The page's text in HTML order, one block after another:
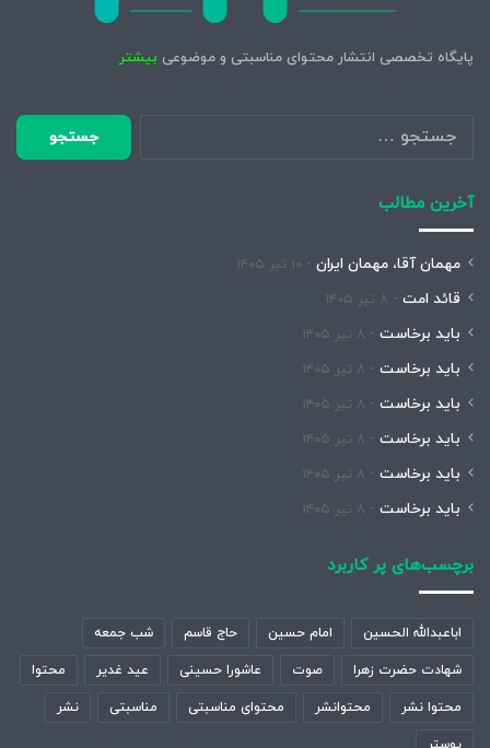
پایگاه تخصصی انتشار محتوای مناسبتی و موضوعی بیشتر
جستجو
برای:
آخرین مطالب
مهمان آقا، مهمان ایران ۱۰ تیر ۱۴۰۵
قائد امت ۸ تیر ۱۴۰۵
باید برخاست ۸ تیر ۱۴۰۵
باید برخاست ۸ تیر ۱۴۰۵
باید برخاست ۸ تیر ۱۴۰۵
باید برخاست ۸ تیر ۱۴۰۵
باید برخاست ۸ تیر ۱۴۰۵
باید برخاست ۸ تیر ۱۴۰۵
برچسب‌های پر کاربرد
اباعبدالله الحسین امام حسین حاج قاسم شب جمعه
شهادت حضرت زهرا صوت عاشورا حسینی عید غدیر محتوا
محتوا نشر محتوانشر محتوای مناسبتی مناسبتی نشر